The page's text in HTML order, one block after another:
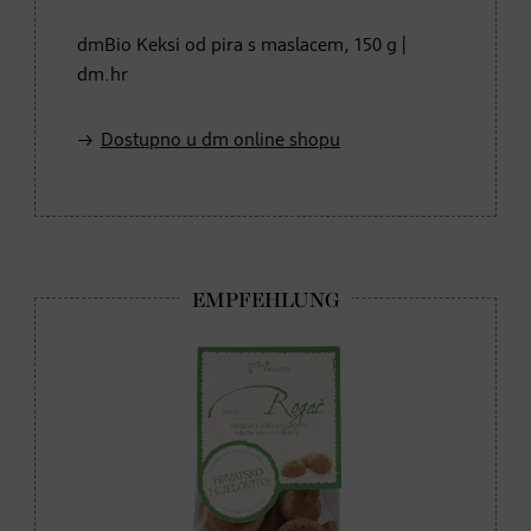
dmBio Keksi od pira s maslacem, 150 g |
dm.hr
Dostupno u dm online shopu